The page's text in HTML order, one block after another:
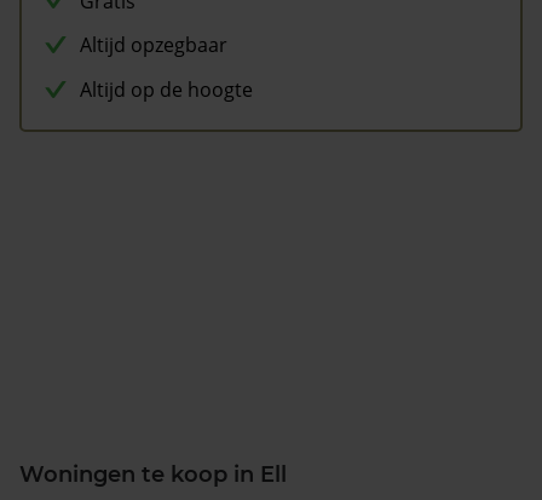
Altijd opzegbaar
Altijd op de hoogte
Woningen te koop in Ell